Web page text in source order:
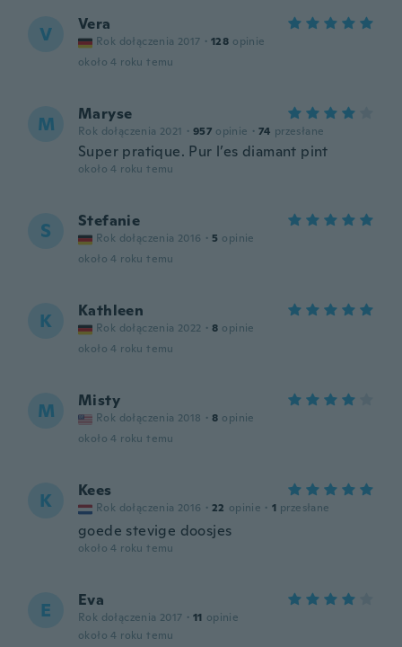
V Vera
Rok dołączenia 2017 · 128 opinie
około 4 roku temu
M Maryse
Rok dołączenia 2021 · 957 opinie · 74 przesłane
Super pratique. Pur l’es diamant pint
około 4 roku temu
S Stefanie
Rok dołączenia 2016 · 5 opinie
około 4 roku temu
K Kathleen
Rok dołączenia 2022 · 8 opinie
około 4 roku temu
M Misty
Rok dołączenia 2018 · 8 opinie
około 4 roku temu
K Kees
Rok dołączenia 2016 · 22 opinie · 1 przesłane
goede stevige doosjes
około 4 roku temu
E Eva
Rok dołączenia 2017 · 11 opinie
około 4 roku temu